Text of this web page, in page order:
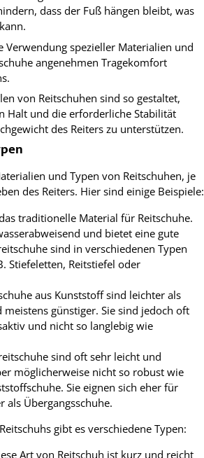
dass der Fuß hängen bleibt, was
Verwendung spezieller Materialien und
angenehmen Tragekomfort
von Reitschuhen sind so gestaltet,
Halt und die erforderliche Stabilität
des Reiters zu unterstützen.
und Typen von Reitschuhen, je
des Reiters. Hier sind einige Beispiele:
traditionelle Material für Reitschuhe.
und bietet eine gute
sind in verschiedenen Typen
Stiefeletten, Reitstiefel oder
aus Kunststoff sind leichter als
meistens günstiger. Sie sind jedoch oft
und nicht so langlebig wie
sind oft sehr leicht und
möglicherweise nicht so robust wie
Sie eignen sich eher für
als Übergangsschuhe.
gibt es verschiedene Typen:
Art von Reitschuh ist kurz und reicht